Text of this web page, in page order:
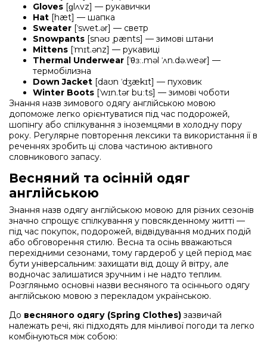
Gloves [ɡlʌvz] — рукавички
Hat [hæt] — шапка
Sweater [ˈswet.ər] — светр
Snowpants [snəʊ ˌpænts] — зимові штани
Mittens [ˈmɪt.ənz] — рукавиці
Thermal Underwear [ˈθɜː.məl ˈʌn.də.weər] —
термобілизна
Down Jacket [daʊn ˈdʒækɪt] — пуховик
Winter Boots [ˈwɪn.tər buːts] — зимові чоботи
Знання назв зимового одягу англійською мовою
допоможе легко орієнтуватися під час подорожей,
шопінгу або спілкування з іноземцями в холодну пору
року. Регулярне повторення лексики та використання її в
реченнях зробить ці слова частиною активного
словникового запасу.
Весняний та осінній одяг
англійською
Знання назв одягу англійською мовою для різних сезонів
значно спрощує спілкування у повсякденному житті —
під час покупок, подорожей, відвідування модних подій
або обговорення стилю. Весна та осінь вважаються
перехідними сезонами, тому гардероб у цей період має
бути універсальним: захищати від дощу й вітру, але
водночас залишатися зручним і не надто теплим.
Розгляньмо основні назви весняного та осіннього одягу
англійською мовою з перекладом українською.
До весняного одягу (Spring Clothes) зазвичай
належать речі, які підходять для мінливої погоди та легко
комбінуються між собою: